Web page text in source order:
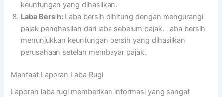
keuntungan yang dihasilkan.
Laba Bersih: Laba bersih dihitung dengan mengurangi
pajak penghasilan dari laba sebelum pajak. Laba bersih
menunjukkan keuntungan bersih yang dihasilkan
perusahaan setelah membayar pajak.
Manfaat Laporan Laba Rugi
Laporan laba rugi memberikan informasi yang sangat